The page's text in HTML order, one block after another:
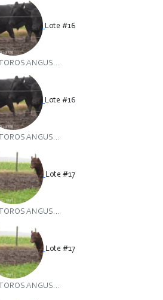
Lote #16
TOROS ANGUS...
Lote #16
TOROS ANGUS...
Lote #17
TOROS ANGUS...
Lote #17
TOROS ANGUS...